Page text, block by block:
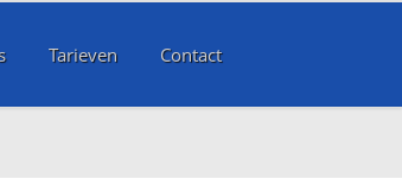
Tarieven Contact